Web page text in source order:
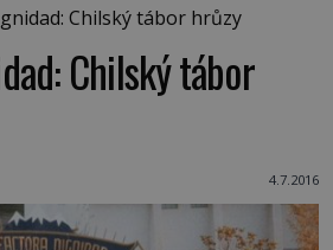
Chilský tábor hrůzy
Chilský tábor
4.7.2016